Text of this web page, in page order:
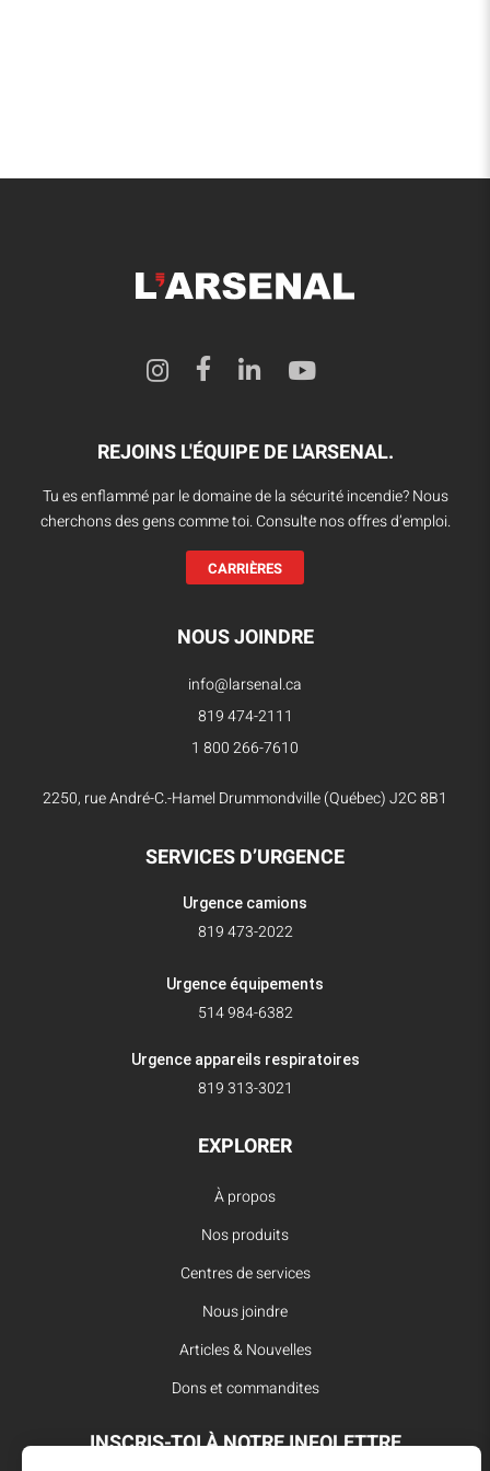
REJOINS L'ÉQUIPE DE L'ARSENAL.
Tu es enflammé par le domaine de la sécurité incendie? Nous
cherchons des gens comme toi. Consulte nos offres d’emploi.
CARRIÈRES
NOUS JOINDRE
info@larsenal.ca
819 474-2111
1 800 266-7610
2250, rue André-C.-Hamel Drummondville (Québec) J2C 8B1
SERVICES D’URGENCE
Urgence camions
819 473-2022
Urgence équipements
514 984-6382
Urgence appareils respiratoires
819 313-3021
EXPLORER
À propos
Nos produits
Centres de services
Nous joindre
Articles & Nouvelles
Dons et commandites
INSCRIS-TOI À NOTRE INFOLETTRE